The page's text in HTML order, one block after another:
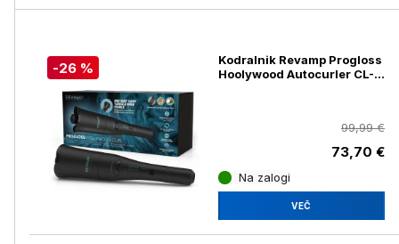
-26 %
Kodralnik Revamp Progloss
Hoolywood Autocurler CL-
99,99 €
73,70 €
Na zalogi
VEČ